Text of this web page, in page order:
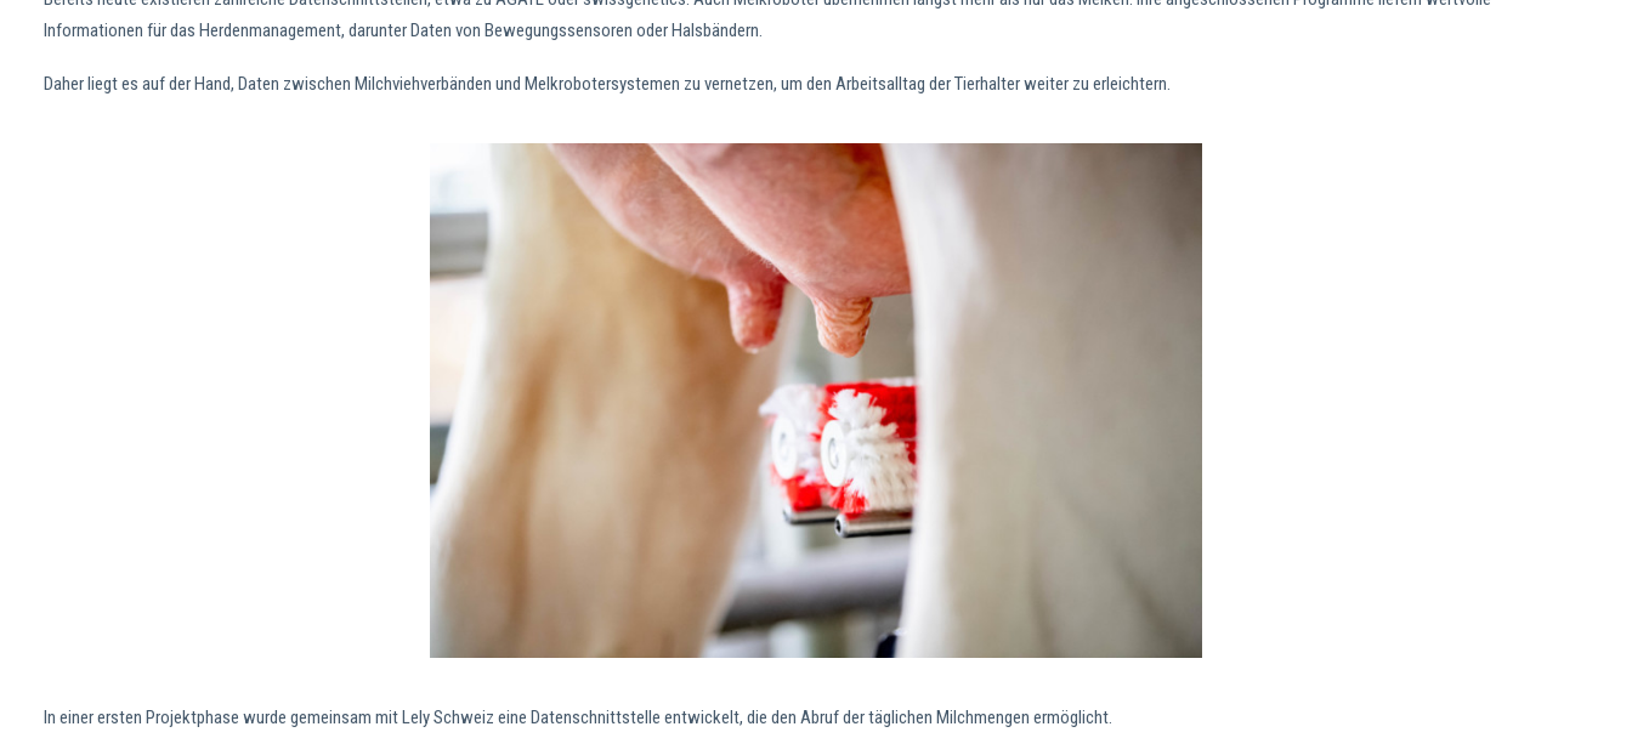
Informationen für das Herdenmanagement, darunter Daten von Bewegungssensoren oder Halsbändern.
Daher liegt es auf der Hand, Daten zwischen Milchviehverbänden und Melkrobotersystemen zu vernetzen, um den Arbeitsalltag der Tierhalter weiter zu erleichtern.
In einer ersten Projektphase wurde gemeinsam mit Lely Schweiz eine Datenschnittstelle entwickelt, die den Abruf der täglichen Milchmengen ermöglicht.